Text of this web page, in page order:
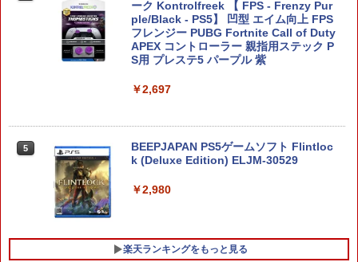
ルダノデンセツ ティア-ズ オブ ザ キン
グダム]
￥7,830
ーク Kontrolfreek 【 FPS - Frenzy Pur
ple/Black - PS5】 凹型 エイム向上 FPS
フレンジー PUBG Fortnite Call of Duty
APEX コントローラー 親指用ステック P
S用 プレステ5 パープル 紫
￥2,697
5
BEEPJAPAN PS5ゲームソフト Flintloc
k (Deluxe Edition) ELJM-30529
￥2,980
楽天ランキングをもっと見る